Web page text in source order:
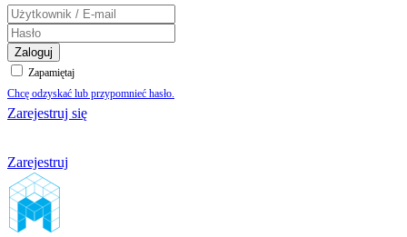
Zaloguj
Zapamiętaj
Chcę odzyskać lub przypomnieć hasło.
Zarejestruj się
Zarejestruj